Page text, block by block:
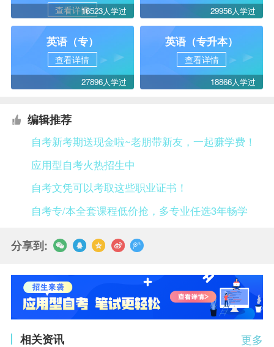
查看详情16523人学过 29956人学过
英语（专）
查看详情
27896人学过
英语（专升本）
查看详情
18866人学过
编辑推荐
自考新考期送现金啦~老朋带新友，一起赚学费！
应用型自考火热招生中
自考文凭可以考取这些职业证书！
自考专/本全套课程低价抢，多专业任选3年畅学
分享到:
更多
相关资讯